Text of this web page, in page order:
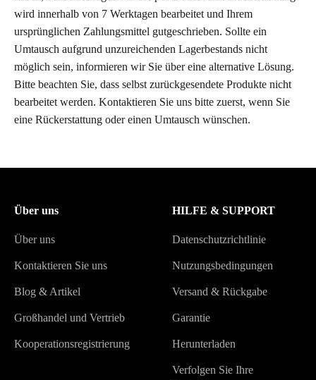
wird innerhalb von 7 Werktagen bearbeitet und Ihrem
ursprünglichen Zahlungsmittel gutgeschrieben. Sollte ein
Umtausch aufgrund unzureichenden Lagerbestands nicht
möglich sein, informieren wir Sie über eine alternative Lösung.
Bitte beachten Sie, dass selbst zurückgesendete Produkte nicht
bearbeitet werden. Kontaktieren Sie uns bitte zuerst, wenn Sie
eine Rückerstattung oder einen Umtausch wünschen.
Über uns
Über uns
Kontaktieren Sie uns
Blog & Artikel
Großhandel und Vertrieb
Kooperationsregistrierung
HILFE & SUPPORT
Datenschutzrichtlinie
Nutzungsbedingungen
Versand & Rückgabe
Garantie
Herunterladen
Verfolgen Sie Ihre